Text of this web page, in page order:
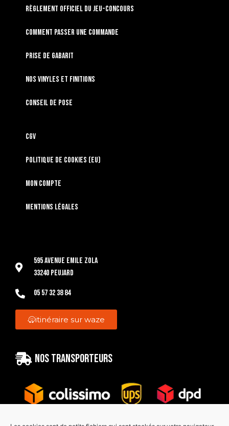
RÈGLEMENT OFFICIEL DU JEU-CONCOURS
Comment passer une commande
Prise de gabarit
Nos vinyles et finitions
Conseil de pose
CGV
Politique de cookies (EU)
Mon compte
Mentions légales
595 Avenue Emile Zola
33240 Peujard
05 57 32 38 84
itinéraire sur waze
Nos transporteurs